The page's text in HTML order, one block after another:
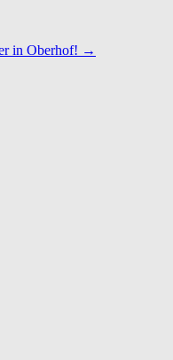
in Oberhof! →